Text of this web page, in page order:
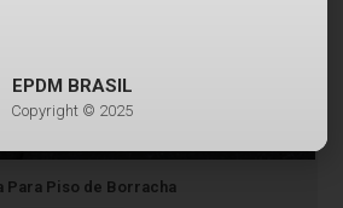
Para Piso de Borracha
EPDM BRASIL
Copyright © 2025